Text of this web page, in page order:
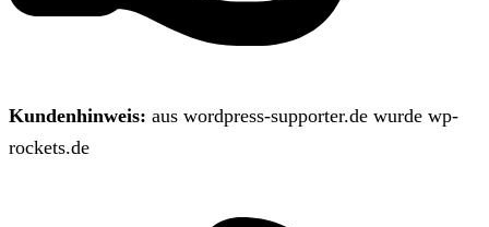
Kundenhinweis: aus wordpress-supporter.de wurde wp-
rockets.de